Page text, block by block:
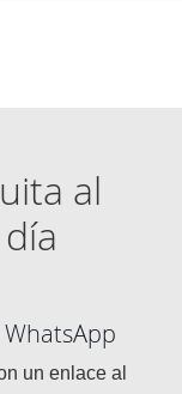
al
un enlace al